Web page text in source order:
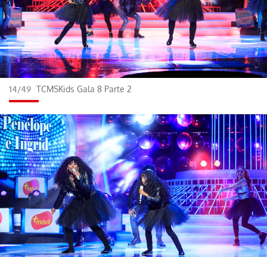
14/49 TCMSKids Gala 8 Parte 2